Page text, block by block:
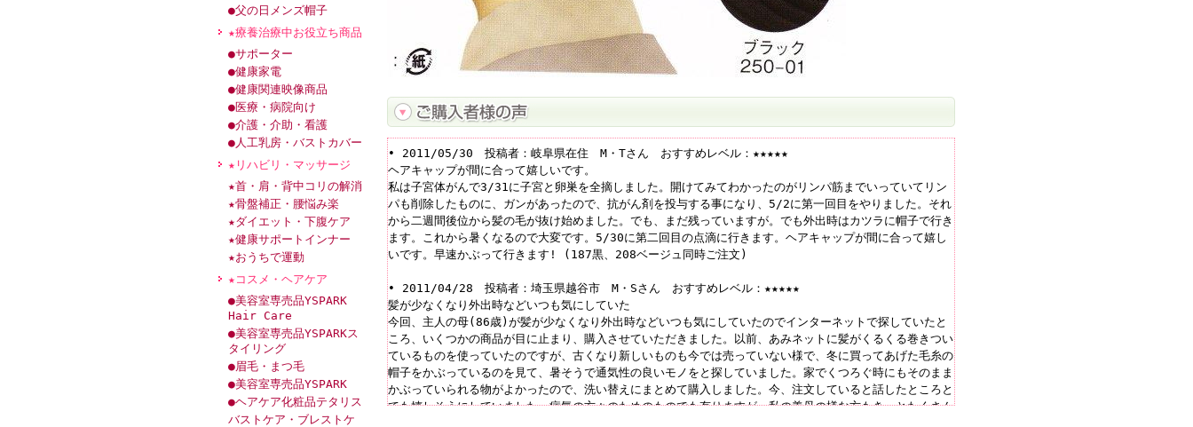
●父の日メンズ帽子
★療養治療中お役立ち商品
●サポーター
●健康家電
●健康関連映像商品
●医療・病院向け
●介護・介助・看護
●人工乳房・バストカバー
★リハビリ・マッサージ
★首・肩・背中コリの解消
★骨盤補正・腰悩み楽
★ダイエット・下腹ケア
★健康サポートインナー
★おうちで運動
★コスメ・ヘアケア
●美容室専売品YSPARK
Hair Care
●美容室専売品YSPARKス
タイリング
●眉毛・まつ毛
●美容室専売品YSPARK
●ヘアケア化粧品テタリス
バストケア・ブレストケ
• 2011/05/30 投稿者：岐阜県在住 M・Tさん おすすめレベル：★★★★★
ヘアキャップが間に合って嬉しいです。
私は子宮体がんで3/31に子宮と卵巣を全摘しました。開けてみてわかったのがリンパ筋までいっていてリン
パも削除したものに、ガンがあったので、抗がん剤を投与する事になり、5/2に第一回目をやりました。それ
から二週間後位から髪の毛が抜け始めました。でも、まだ残っていますが。でも外出時はカツラに帽子で行き
ます。これから暑くなるので大変です。5/30に第二回目の点滴に行きます。ヘアキャップが間に合って嬉し
いです。早速かぶって行きます! (187黒、208ベージュ同時ご注文)
• 2011/04/28 投稿者：埼玉県越谷市 M・Sさん おすすめレベル：★★★★★
髪が少なくなり外出時などいつも気にしていた
今回、主人の母(86歳)が髪が少なくなり外出時などいつも気にしていたのでインターネットで探していたと
ころ、いくつかの商品が目に止まり、購入させていただきました。以前、あみネットに髪がくるくる巻きつい
ているものを使っていたのですが、古くなり新しいものも今では売っていない様で、冬に買ってあげた毛糸の
帽子をかぶっているのを見て、暑そうで通気性の良いモノをと探していました。家でくつろぐ時にもそのまま
かぶっていられる物がよかったので、洗い替えにまとめて購入しました。今、注文していると話したところと
ても嬉しそうにしていました。病気の方々のためのものでも有りますが、私の義母の様な方もきっとたくさん